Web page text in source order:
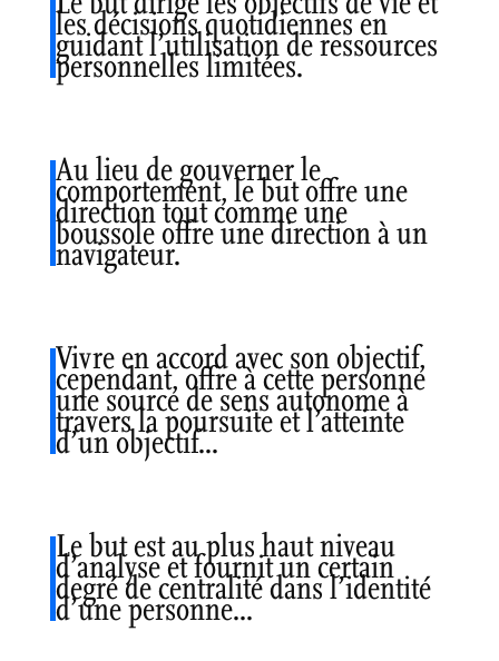
les décisions quotidiennes en
guidant l’utilisation de ressources
personnelles limitées.
Au lieu de gouverner le
comportement, le but offre une
direction tout comme une
boussole offre une direction à un
navigateur.
Vivre en accord avec son objectif,
cependant, offre à cette personne
une source de sens autonome à
travers la poursuite et l’atteinte
d’un objectif…
Le but est au plus haut niveau
d’analyse et fournit un certain
degré de centralité dans l’identité
d’une personne…